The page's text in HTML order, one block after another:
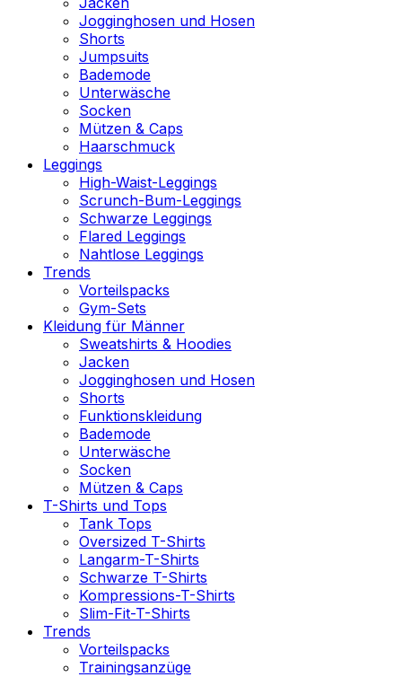
Jogginghosen und Hosen
Shorts
Jumpsuits
Bademode
Unterwäsche
Socken
Mützen & Caps
Haarschmuck
Leggings
High-Waist-Leggings
Scrunch-Bum-Leggings
Schwarze Leggings
Flared Leggings
Nahtlose Leggings
Trends
Vorteilspacks
Gym-Sets
Kleidung für Männer
Sweatshirts & Hoodies
Jacken
Jogginghosen und Hosen
Shorts
Funktionskleidung
Bademode
Unterwäsche
Socken
Mützen & Caps
T-Shirts und Tops
Tank Tops
Oversized T-Shirts
Langarm-T-Shirts
Schwarze T-Shirts
Kompressions-T-Shirts
Slim-Fit-T-Shirts
Trends
Vorteilspacks
Trainingsanzüge